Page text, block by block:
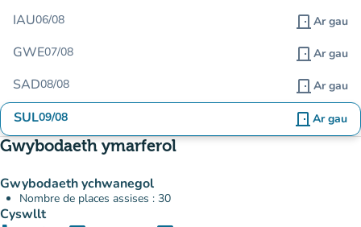
IAU06/08 door_front Ar gau
GWE07/08 door_front Ar gau
SAD08/08 door_front Ar gau
SUL09/08 door_front Ar gau
Gwybodaeth ymarferol
Gwybodaeth ychwanegol
Nombre de places assises : 30
Cyswllt